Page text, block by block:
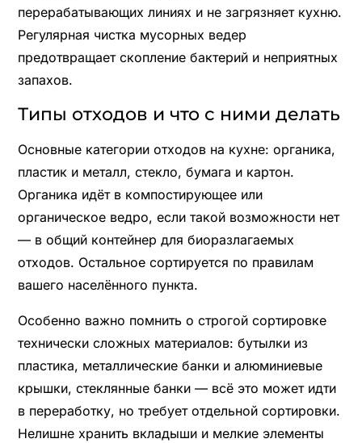
перерабатывающих линиях и не загрязняет кухню.
Регулярная чистка мусорных ведер
предотвращает скопление бактерий и неприятных
запахов.
Типы отходов и что с ними делать
Основные категории отходов на кухне: органика,
пластик и металл, стекло, бумага и картон.
Органика идёт в компостирующее или
органическое ведро, если такой возможности нет
— в общий контейнер для биоразлагаемых
отходов. Остальное сортируется по правилам
вашего населённого пункта.
Особенно важно помнить о строгой сортировке
технически сложных материалов: бутылки из
пластика, металлические банки и алюминиевые
крышки, стеклянные банки — всё это может идти
в переработку, но требует отдельной сортировки.
Нелишне хранить вкладыши и мелкие элементы